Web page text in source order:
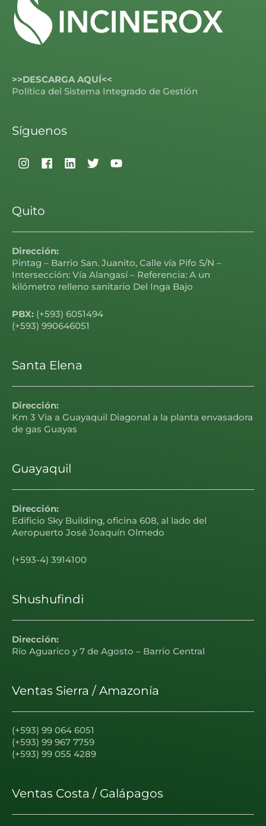
>>DESCARGA AQUÍ<<
Política del Sistema Integrado de Gestión
Síguenos
Quito
Dirección:
Pintag – Barrio San. Juanito, Calle vía Pifo S/N –
Intersección: Vía Alangasí – Referencia: A un
kilómetro relleno sanitario Del Inga Bajo
PBX: (+593) 6051494
(+593) 990646051
Santa Elena
Dirección:
Km 3 Via a Guayaquil Diagonal a la planta envasadora
de gas Guayas
Guayaquil
Dirección:
Edificio Sky Building, oficina 608, al lado del
Aeropuerto José Joaquín Olmedo
(+593-4) 3914100
Shushufindi
Dirección:
Río Aguarico y 7 de Agosto – Barrio Central
Ventas Sierra / Amazonía
(+593) 99 064 6051
(+593) 99 967 7759
(+593) 99 055 4289
Ventas Costa / Galápagos